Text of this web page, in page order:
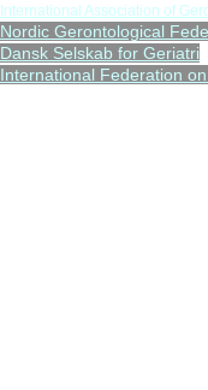
International Association of
Nordic Gerontological
Dansk Selskab for Geriatri
International Federation